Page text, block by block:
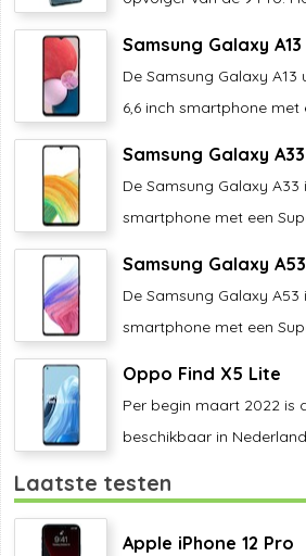
Samsung Galaxy A13
De Samsung Galaxy
6,6 inch smartphone met
Samsung Galaxy A33
De Samsung Galaxy A33
smartphone met een
Samsung Galaxy A53
De Samsung Galaxy A53
smartphone met een
Oppo Find X5 Lite
Per begin maart 2022 is
beschikbaar in Nederland.
Laatste testen
Apple iPhone 12 Pro